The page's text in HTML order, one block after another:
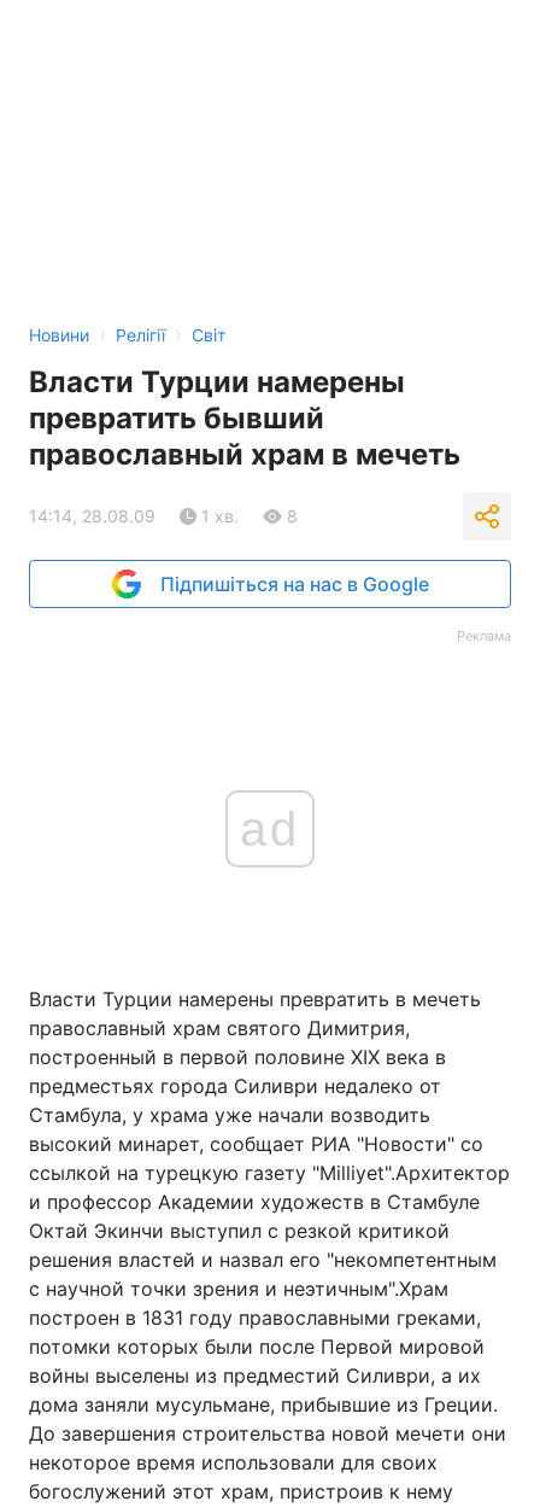
Новини › Релігії › Світ
Власти Турции намерены
превратить бывший
православный храм в мечеть
14:14, 28.08.09 1 хв. 8
Підпишіться на нас в Google
Реклама
ad
Власти Турции намерены превратить в мечеть
православный храм святого Димитрия,
построенный в первой половине XIX века в
предместьях города Силиври недалеко от
Стамбула, у храма уже начали возводить
высокий минарет, сообщает РИА "Новости" со
ссылкой на турецкую газету "Milliyet".Архитектор
и профессор Академии художеств в Стамбуле
Октай Экинчи выступил с резкой критикой
решения властей и назвал его "некомпетентным
с научной точки зрения и неэтичным".Храм
построен в 1831 году православными греками,
потомки которых были после Первой мировой
войны выселены из предместий Силиври, а их
дома заняли мусульмане, прибывшие из Греции.
До завершения строительства новой мечети они
некоторое время использовали для своих
богослужений этот храм, пристроив к нему